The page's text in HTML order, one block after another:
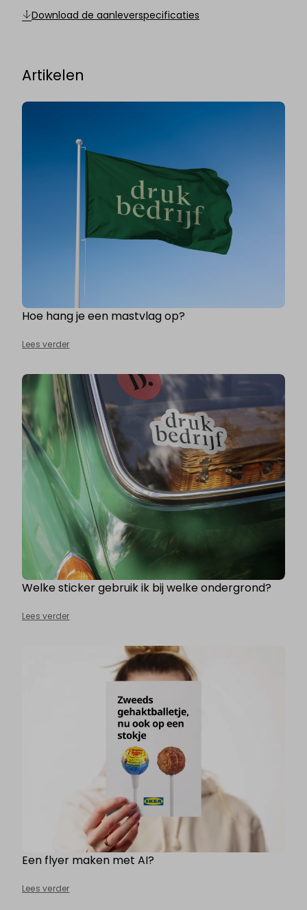
Download de aanleverspecificaties
Artikelen
Hoe hang je een mastvlag op?
Lees verder
Welke sticker gebruik ik bij welke ondergrond?
Lees verder
Een flyer maken met AI?
Lees verder